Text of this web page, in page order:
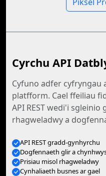
Cyrchu API
Cyfuno adfer cyfryngau
platfform. Cael ffeiliau
API REST wedi'i sgleinio
rhagweladwy a
API REST gradd-gynhyrchu
Dogfennaeth glir a
Prisiau misol rhagweladwy
Cynhaliaeth busnes ar gael